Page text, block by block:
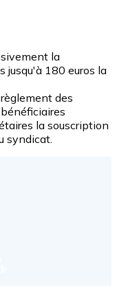
la
jusqu'à 180 euros la
des
la souscription
syndicat.